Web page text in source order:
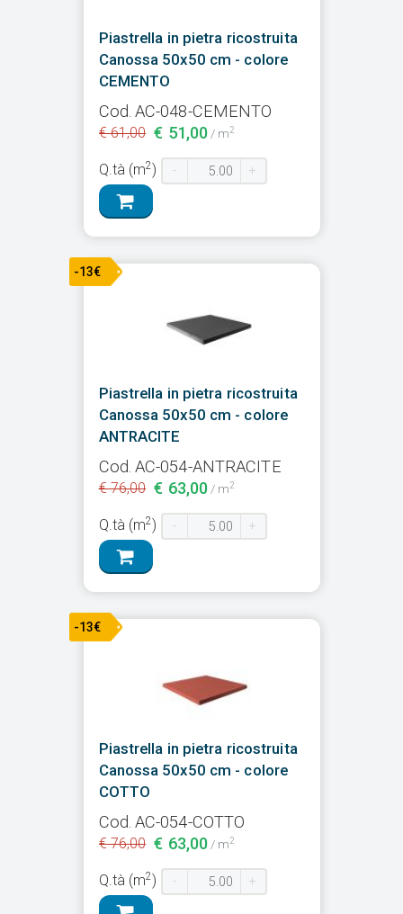
Piastrella in pietra ricostruita
Canossa 50x50 cm - colore
CEMENTO
Cod. AC-048-CEMENTO
€ 61,00 € 51,00 / m2
Q.tà (m2) - +
-13€
Piastrella in pietra ricostruita
Canossa 50x50 cm - colore
ANTRACITE
Cod. AC-054-ANTRACITE
€ 76,00 € 63,00 / m2
Q.tà (m2) - +
-13€
Piastrella in pietra ricostruita
Canossa 50x50 cm - colore
COTTO
Cod. AC-054-COTTO
€ 76,00 € 63,00 / m2
Q.tà (m2) - +